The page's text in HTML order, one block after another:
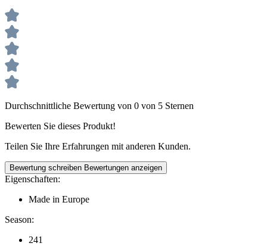
Durchschnittliche Bewertung von 0 von 5 Sternen
Bewerten Sie dieses Produkt!
Teilen Sie Ihre Erfahrungen mit anderen Kunden.
Bewertung schreiben Bewertungen anzeigen
Eigenschaften:
Made in Europe
Season:
241